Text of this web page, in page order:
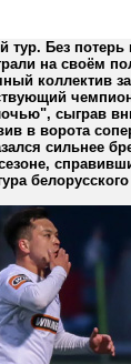
тур. Без потерь
на своём
коллектив
сыграв
в ворота
сильнее
белорусского